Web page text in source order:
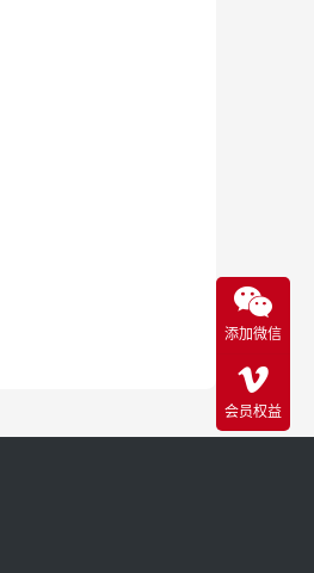
添加微信
会员权益